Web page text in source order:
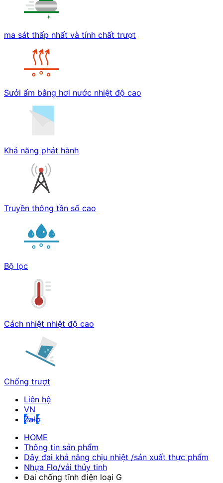
ma sát thấp nhất và tính chất trượt
Sưởi ấm bằng hơi nước nhiệt độ cao
Khả năng phát hành
Truyền thông tần số cao
Bộ lọc
Cách nhiệt nhiệt độ cao
Chống trượt
Liên hệ
Zalo
HOME
Thông tin sản phẩm
Dây đai khả năng chịu nhiệt /sản xuất thực phẩm
Nhựa Flo/vải thủy tinh
Đai chống tĩnh điện loại G